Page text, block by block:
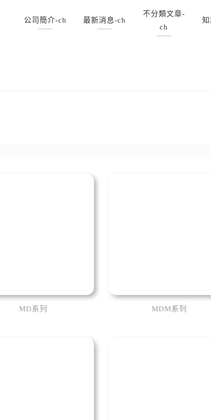
公司簡介-ch 最新消息-ch
不分類文章-
ch
MD系列 MDM系列